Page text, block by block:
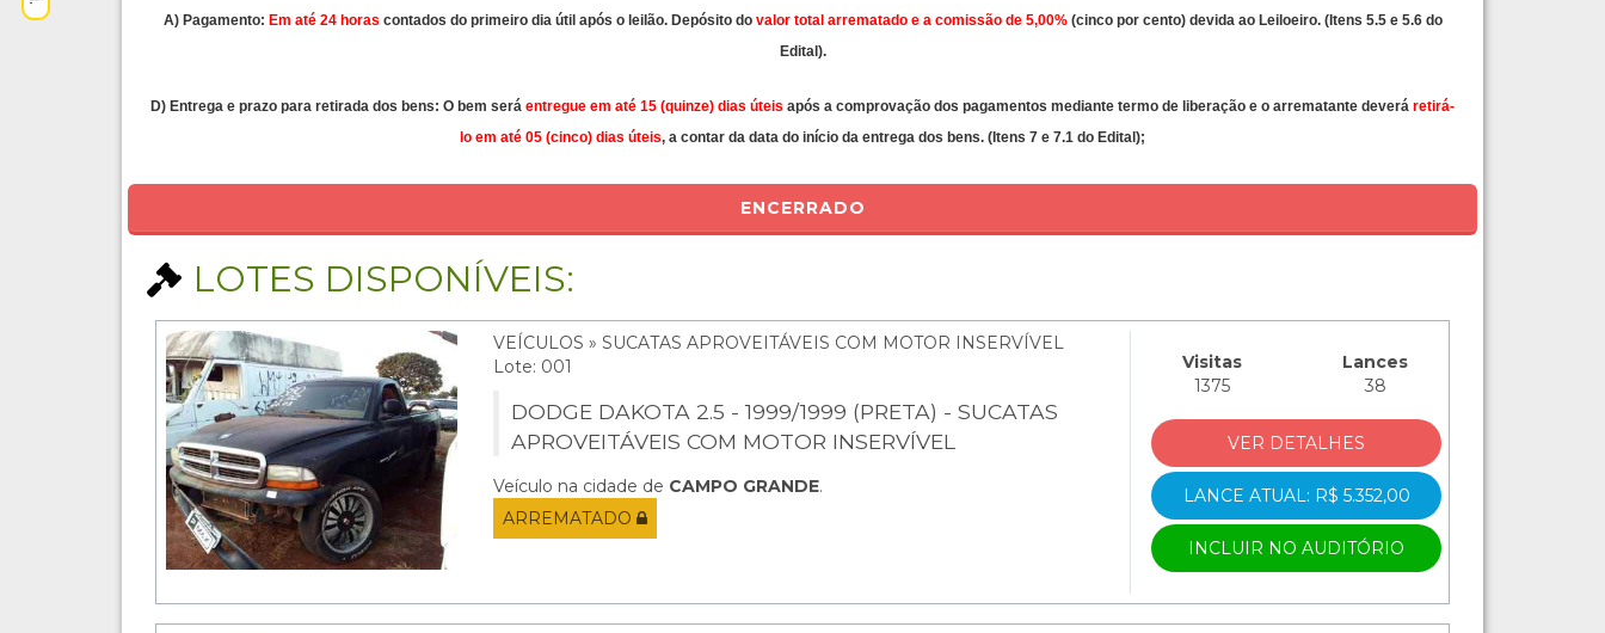
A) Pagamento: Em até 24 horas contados do primeiro dia útil após o leilão. Depósito dovalor total arrematado e a comissão de 5,00%(cinco por cento) devida ao Leiloeiro. (Itens 5.5 e 5.6 do
Edital).
D) Entrega e prazo para retirada dos bens: O bem será entregue em até 15 (quinze) dias úteis após a comprovação dos pagamentos mediante termo de liberação e o arrematante deverá retirá-
lo em até 05 (cinco) dias úteis, a contar da data do início da entrega dos bens. (Itens 7 e 7.1 do Edital);
ENCERRADO
LOTES DISPONÍVEIS:
VEÍCULOS » SUCATAS APROVEITÁVEIS COM MOTOR INSERVÍVEL
Lote: 001
DODGE DAKOTA 2.5 - 1999/1999 (PRETA) - SUCATAS
APROVEITÁVEIS COM MOTOR INSERVÍVEL
Veículo na cidade de CAMPO GRANDE.
ARREMATADO
Visitas
1375
Lances
38
VER DETALHES
LANCE ATUAL: R$ 5.352,00
INCLUIR NO AUDITÓRIO